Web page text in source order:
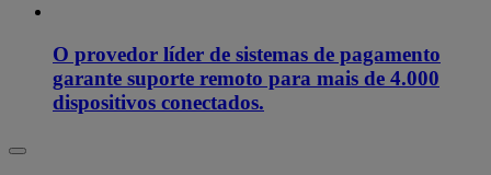
O provedor líder de sistemas de pagamento
garante suporte remoto para mais de 4.000
dispositivos conectados.